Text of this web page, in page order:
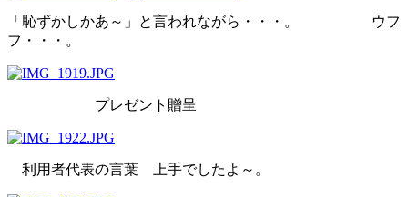
「恥ずかしかあ～」と言われながら・・・。 ウフ
フ・・・。
プレゼント贈呈
利用者代表の言葉 上手でしたよ～。